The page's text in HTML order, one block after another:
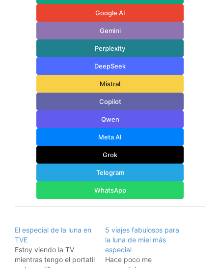
Google AI
Gemini
Perplexity
DeepSeek
Mistral
Copilot
Qwen
Meta AI
Grok
Telegram
WhatsApp
El especial de la luna en
TVE
Estoy viendo la TV
mientras tengo el portatil
5 viajes fabulosos para
la luna de miel más
especial
Hace poco me